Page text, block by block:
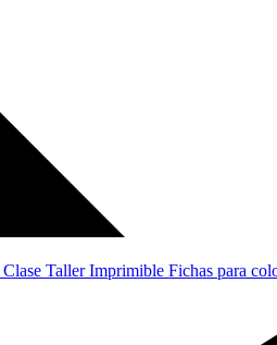
Clase TallerImprimible Fichas para